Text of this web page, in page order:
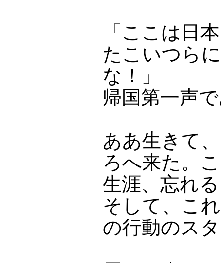
「ここは日
たこいつら
な！」
帰国第一声
ああ生きて
ろへ来た。
生涯、忘れ
そして、こ
の行動のス